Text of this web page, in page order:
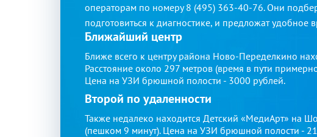
операторам по номеру 8 (495) 363-40-76. Они
подготовиться к диагностике, и предложат удобное
Ближайший центр
Ближе всего к центру района Ново-Переделкино
Расстояние около 297 метров (время в пути
Цена на УЗИ брюшной полости - 3000 рублей.
Второй по удаленности
Также недалеко находится Детский «МедиАрт» на
(пешком 9 минут). Цена на УЗИ брюшной полости -